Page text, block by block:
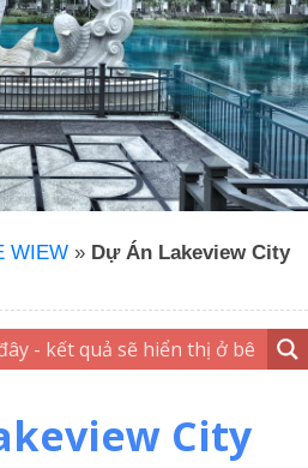
WIEW » Dự Án Lakeview City
City